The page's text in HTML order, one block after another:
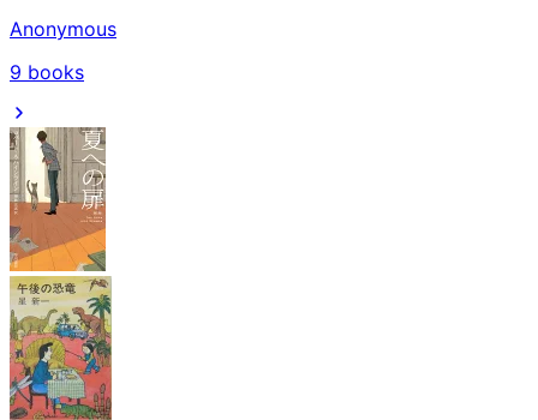
Anonymous
9 books